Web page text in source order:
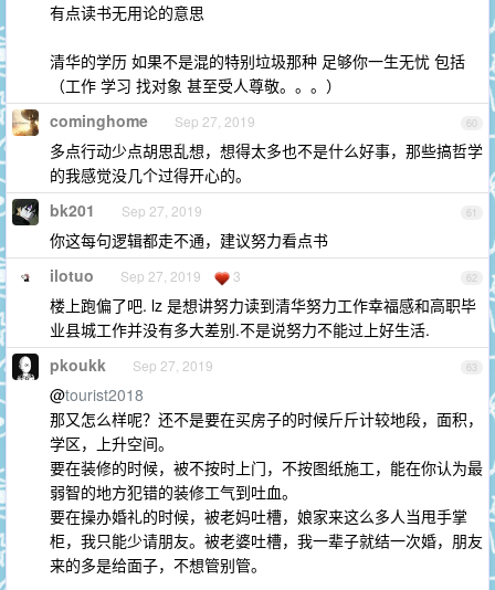
有点读书无用论的意思
清华的学历 如果不是混的特别垃圾那种 足够你一生无忧 包括
（工作 学习 找对象 甚至受人尊敬。。。）
60
cominghome Sep 27, 2019
多点行动少点胡思乱想，想得太多也不是什么好事，那些搞哲学
的我感觉没几个过得开心的。
61
bk201 Sep 27, 2019
你这每句逻辑都走不通，建议努力看点书
62
ilotuo Sep 27, 2019 3
楼上跑偏了吧. lz 是想讲努力读到清华努力工作幸福感和高职毕
业县城工作并没有多大差别.不是说努力不能过上好生活.
63
pkoukk Sep 27, 2019
@tourist2018
那又怎么样呢？还不是要在买房子的时候斤斤计较地段，面积，
学区，上升空间。
要在装修的时候，被不按时上门，不按图纸施工，能在你认为最
弱智的地方犯错的装修工气到吐血。
要在操办婚礼的时候，被老妈吐槽，娘家来这么多人当甩手掌
柜，我只能少请朋友。被老婆吐槽，我一辈子就结一次婚，朋友
来的多是给面子，不想管别管。